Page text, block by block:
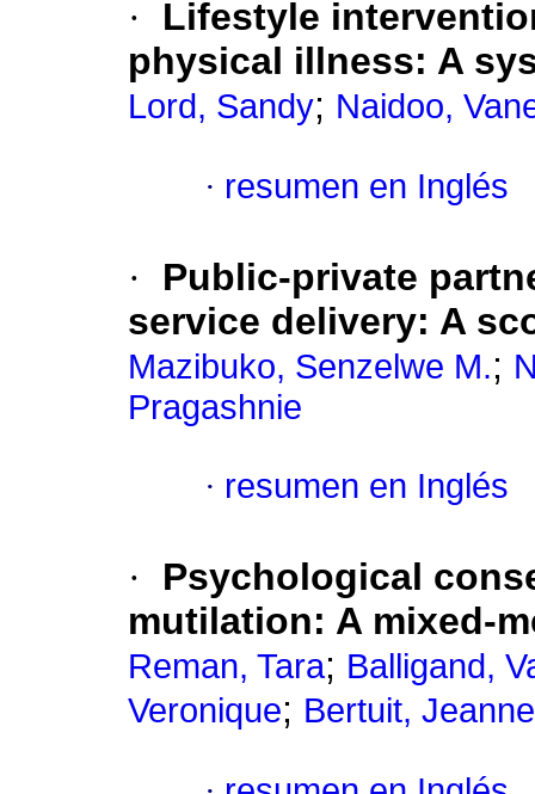
·
Lifestyle
physical illness: A
Lord, Sandy; Naidoo,
· resumen en Inglés
·
Public-private
service delivery: A
Mazibuko, Senzelwe M.;
Pragashnie
· resumen en Inglés
·
Psychological
mutilation: A mixed-
Reman, Tara; Balligand,
Veronique; Bertuit, Jeanne